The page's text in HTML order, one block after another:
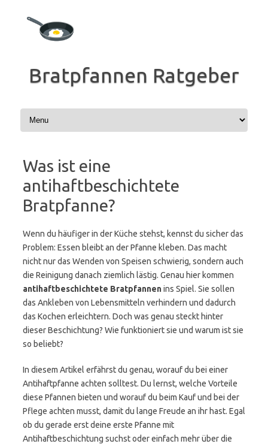
springen
Bratpfannen Ratgeber
Was ist eine
antihaftbeschichtete
Bratpfanne?
Wenn du häufiger in der Küche stehst, kennst du sicher das
Problem: Essen bleibt an der Pfanne kleben. Das macht
nicht nur das Wenden von Speisen schwierig, sondern auch
die Reinigung danach ziemlich lästig. Genau hier kommen
antihaftbeschichtete Bratpfannenins Spiel. Sie sollen
das Ankleben von Lebensmitteln verhindern und dadurch
das Kochen erleichtern. Doch was genau steckt hinter
dieser Beschichtung? Wie funktioniert sie und warum ist sie
so beliebt?
In diesem Artikel erfährst du genau, worauf du bei einer
Antihaftpfanne achten solltest. Du lernst, welche Vorteile
diese Pfannen bieten und worauf du beim Kauf und bei der
Pflege achten musst, damit du lange Freude an ihr hast. Egal
ob du gerade erst deine erste Pfanne mit
Antihaftbeschichtung suchst oder einfach mehr über die